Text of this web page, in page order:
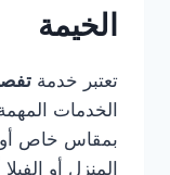
الخيمة
تعتبر خدمة
الخدمات
بمقاس خاص
المنزل أو